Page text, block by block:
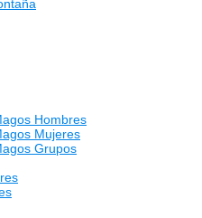
Hombres
Mujeres
Grupos